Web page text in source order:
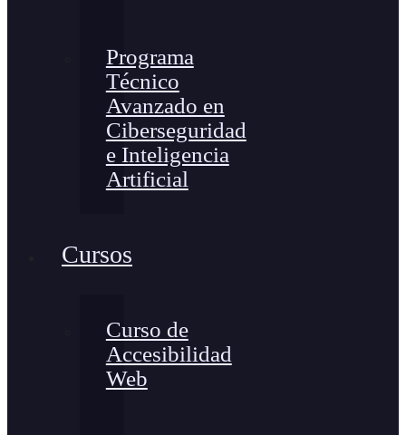
Programa
Técnico
Avanzado en
Ciberseguridad
e Inteligencia
Artificial
Cursos
Curso de
Accesibilidad
Web